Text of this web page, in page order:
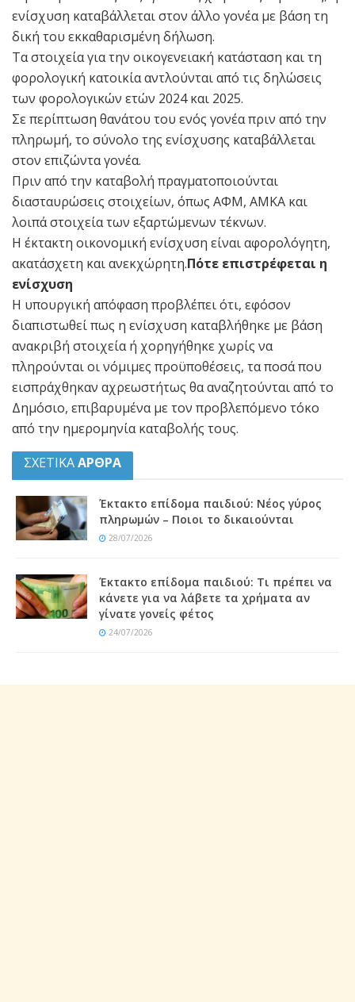
ενίσχυση καταβάλλεται στον άλλο γονέα με βάση τη
δική του εκκαθαρισμένη δήλωση.
Τα στοιχεία για την οικογενειακή κατάσταση και τη
φορολογική κατοικία αντλούνται από τις δηλώσεις
των φορολογικών ετών 2024 και 2025.
Σε περίπτωση θανάτου του ενός γονέα πριν από την
πληρωμή, το σύνολο της ενίσχυσης καταβάλλεται
στον επιζώντα γονέα.
Πριν από την καταβολή πραγματοποιούνται
διασταυρώσεις στοιχείων, όπως ΑΦΜ, ΑΜΚΑ και
λοιπά στοιχεία των εξαρτώμενων τέκνων.
Η έκτακτη οικονομική ενίσχυση είναι αφορολόγητη,
ακατάσχετη και ανεκχώρητη.Πότε επιστρέφεται η
ενίσχυση
Η υπουργική απόφαση προβλέπει ότι, εφόσον
διαπιστωθεί πως η ενίσχυση καταβλήθηκε με βάση
ανακριβή στοιχεία ή χορηγήθηκε χωρίς να
πληρούνται οι νόμιμες προϋποθέσεις, τα ποσά που
εισπράχθηκαν αχρεωστήτως θα αναζητούνται από το
Δημόσιο, επιβαρυμένα με τον προβλεπόμενο τόκο
από την ημερομηνία καταβολής τους.
ΣΧΕΤΙΚΑΑΡΘΡΑ
Έκτακτο επίδομα παιδιού: Νέος γύρος
πληρωμών – Ποιοι το δικαιούνται
28/07/2026
Έκτακτο επίδομα παιδιού: Τι πρέπει να
κάνετε για να λάβετε τα χρήματα αν
γίνατε γονείς φέτος
24/07/2026